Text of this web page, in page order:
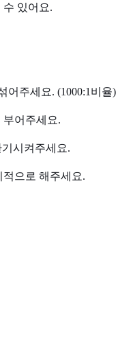
수 있어요.
어주세요. (1000:1비율)
부어주세요.
시켜주세요.
적으로 해주세요.